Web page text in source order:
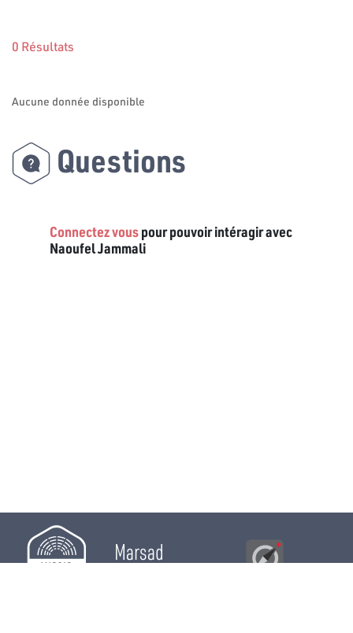
0 Résultats
Aucune donnée disponible
Questions
Connectez vouspour pouvoir intéragir avec
Naoufel Jammali
Marsad